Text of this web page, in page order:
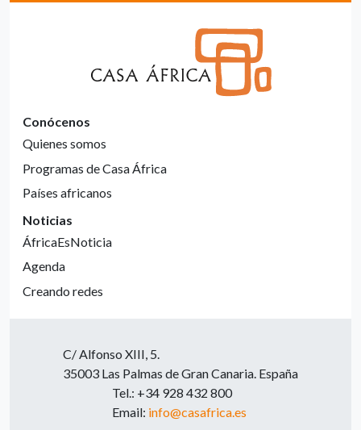
Conócenos
Quienes somos
Programas de Casa África
Países africanos
Noticias
ÁfricaEsNoticia
Agenda
Creando redes
C/ Alfonso XIII, 5.
35003 Las Palmas de Gran Canaria. España
Tel.: +34 928 432 800
Email: info@casafrica.es